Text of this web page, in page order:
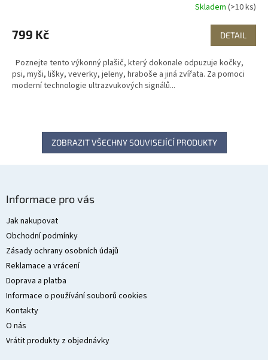
Skladem (>10 ks)
799 Kč DETAIL
Poznejte tento výkonný plašič, který dokonale odpuzuje kočky,
psi, myši, lišky, veverky, jeleny, hraboše a jiná zvířata. Za pomoci
moderní technologie ultrazvukových signálů...
ZOBRAZIT VŠECHNY SOUVISEJÍCÍ PRODUKTY
Informace pro vás
Jak nakupovat
Obchodní podmínky
Zásady ochrany osobních údajů
Reklamace a vrácení
Doprava a platba
Informace o používání souborů cookies
Kontakty
O nás
Vrátit produkty z objednávky